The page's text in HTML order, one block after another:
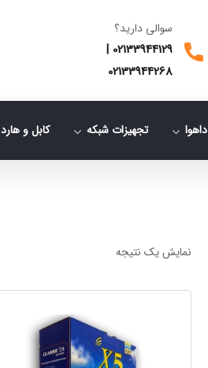
سوالی دارید؟
02133944129
|
02133944268
داهوا تجهیزات شبکه کابل و هارد
نمایش یک نتیجه